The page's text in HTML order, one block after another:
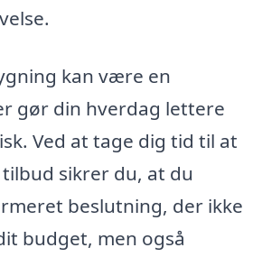
kan være en
gør din hverdag lettere
Ved at tage dig tid til at
sikrer du, at du
beslutning, der ikke
budget, men også